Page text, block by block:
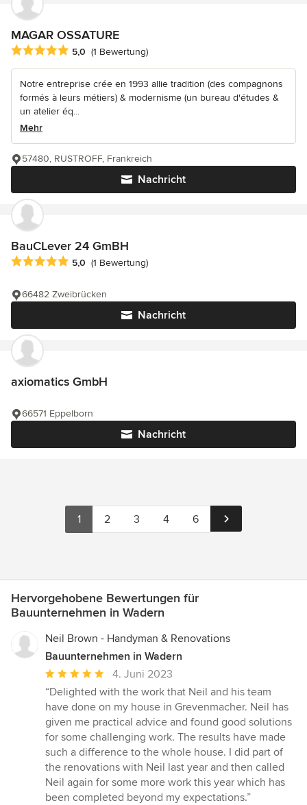
MAGAR OSSATURE
Durchschnittliche Bewertung: 5 von 5 Sternen
5,0 (1 Bewertung)
Notre entreprise crée en 1993 allie tradition (des compagnons
formés à leurs métiers) & modernisme (un bureau d'études &
un atelier éq...
Mehr
Nachricht
57480, RUSTROFF, Frankreich
BauCLever 24 GmBH
Durchschnittliche Bewertung: 5 von 5 Sternen
5,0 (1 Bewertung)
Nachricht
66482 Zweibrücken
axiomatics GmbH
Nachricht
66571 Eppelborn
1 2 3 4 6
Hervorgehobene Bewertungen für
Bauunternehmen in Wadern
Neil Brown - Handyman & Renovations
Bauunternehmen in Wadern
Durchschnittliche
Bewertung:
5
von
5
Sternen
4. Juni 2023
“Delighted with the work that Neil and his team
have done on my house in Grevenmacher. Neil has
given me practical advice and found good solutions
for some challenging work. The results have made
such a difference to the whole house. I did part of
the renovations with Neil last year and then called
Neil again for some more work this year which has
been completed beyond my expectations.”